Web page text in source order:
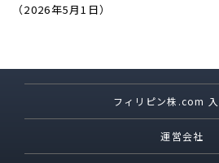
（2026年5月1日）
フィリピン株.com
運営会社